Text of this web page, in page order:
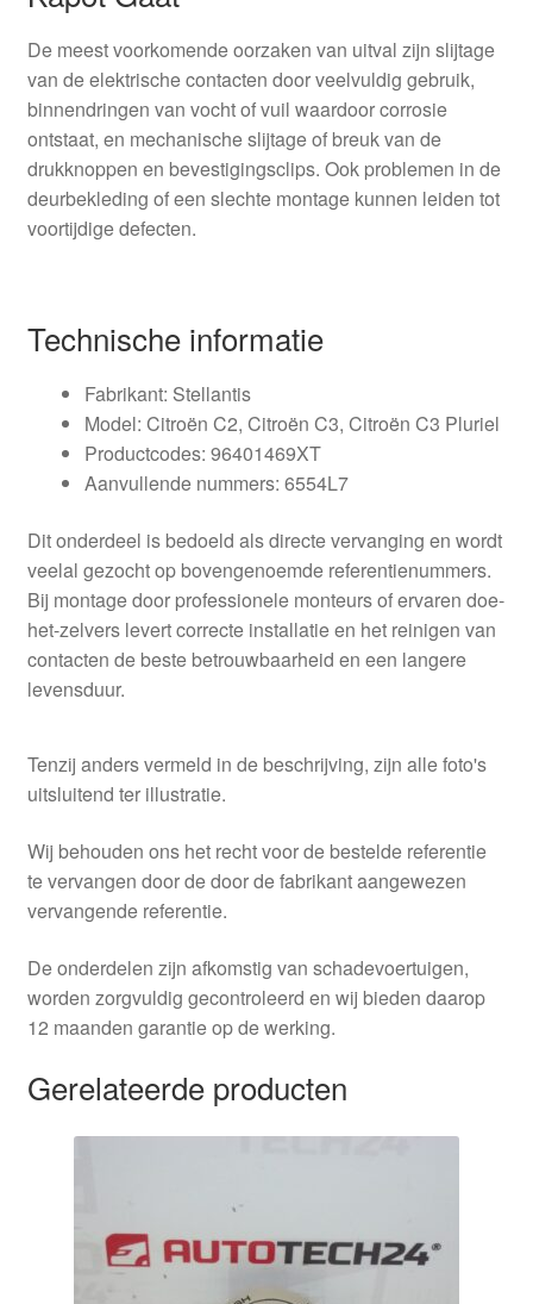
De meest voorkomende oorzaken van uitval zijn slijtage
van de elektrische contacten door veelvuldig gebruik,
binnendringen van vocht of vuil waardoor corrosie
ontstaat, en mechanische slijtage of breuk van de
drukknoppen en bevestigingsclips. Ook problemen in de
deurbekleding of een slechte montage kunnen leiden tot
voortijdige defecten.
Technische informatie
Fabrikant: Stellantis
Model: Citroën C2, Citroën C3, Citroën C3 Pluriel
Productcodes: 96401469XT
Aanvullende nummers: 6554L7
Dit onderdeel is bedoeld als directe vervanging en wordt
veelal gezocht op bovengenoemde referentienummers.
Bij montage door professionele monteurs of ervaren doe-
het-zelvers levert correcte installatie en het reinigen van
contacten de beste betrouwbaarheid en een langere
levensduur.
Tenzij anders vermeld in de beschrijving, zijn alle foto's
uitsluitend ter illustratie.
Wij behouden ons het recht voor de bestelde referentie
te vervangen door de door de fabrikant aangewezen
vervangende referentie.
De onderdelen zijn afkomstig van schadevoertuigen,
worden zorgvuldig gecontroleerd en wij bieden daarop
12 maanden garantie op de werking.
Gerelateerde producten